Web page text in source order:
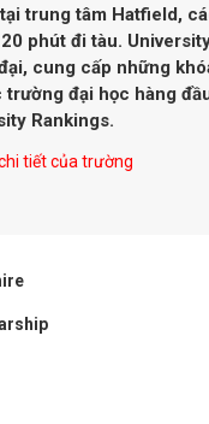
trung tâm Hatfield,
phút đi tàu.
cung cấp những
trường đại học hàng
Rankings.
tiết của trường